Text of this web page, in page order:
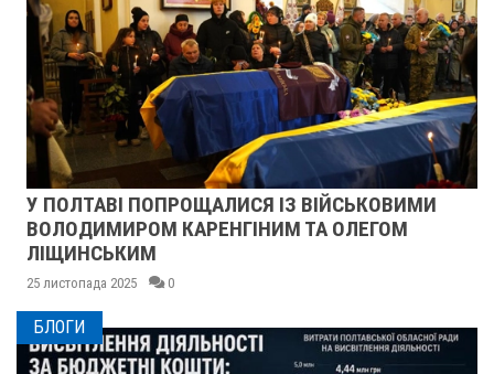
У ПОЛТАВІ ПОПРОЩАЛИСЯ ІЗ ВІЙСЬКОВИМИ
ВОЛОДИМИРОМ КАРЕНГІНИМ ТА ОЛЕГОМ
ЛІЩИНСЬКИМ
25 листопада 2025 0
БЛОГИ